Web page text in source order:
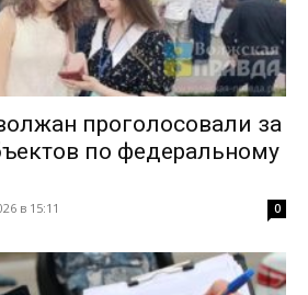
проголосовали за
по федеральному
в 15:11 0